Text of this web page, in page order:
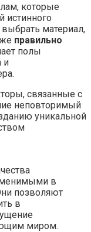
которые
истинного
материал,
правильно
полы
и
связанные с
неповторимый
уникальной
в
позволяют
в
миром.